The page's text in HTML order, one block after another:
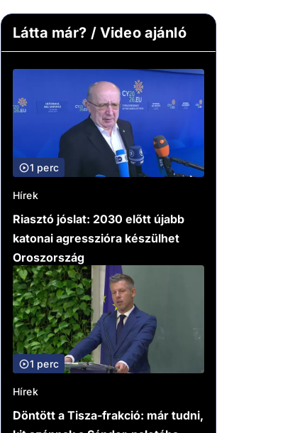
Látta már? / Video ajánló
1 perc
Hírek
Riasztó jóslat: 2030 előtt újabb
katonai agresszióra készülhet
Oroszország
1 perc
Hírek
Döntött a Tisza-frakció: már tudni,